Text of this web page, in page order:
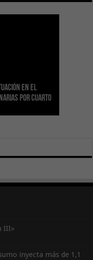
en el
por cuarto
del
de 7,09 M€
Ashotel su
de
parque de
de alquiler
de
de la
el Concurso de
III»
inyecta más de 1,1